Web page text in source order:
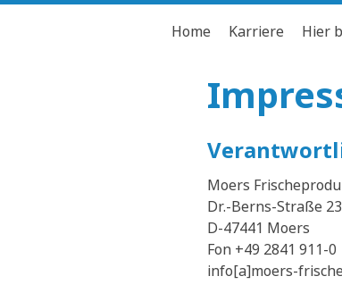
Home Karriere Hier
Moers
Dr.-Berns-Straße 23
D-47441 Moers
Fon +49 2841 911-0
info[a]moers-